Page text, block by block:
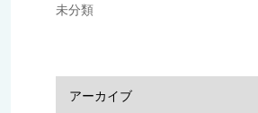
未分類